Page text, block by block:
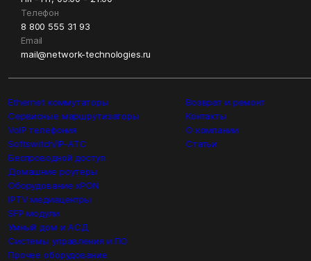
Телефон
8 800 555 31 93
Email
mail@network-technologies.ru
Ethernet коммутаторы
Сервисные маршрутизаторы
VoIP телефония
Softswitch/IP-ATC
Беспроводной доступ
Домашние роутеры
Оборудование xPON
IPTV медиацентры
SFP модули
Умный дом и АСД
Системы управления и ПО
Прочее оборудование
Возврат и ремонт
Контакты
О компании
Статьи